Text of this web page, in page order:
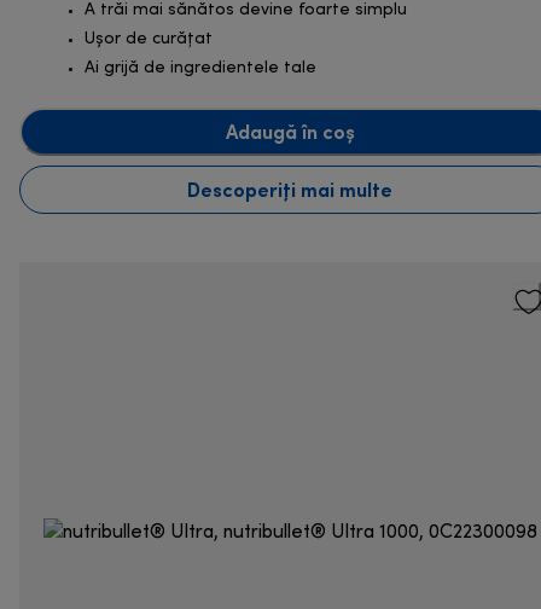
A trăi mai sănătos devine foarte simplu
Ușor de curățat
Ai grijă de ingredientele tale
Adaugă în coș
Descoperiți mai multe